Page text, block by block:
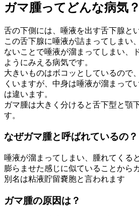
ガマ腫ってどんな病気？
舌の下側には、唾液を出す舌下腺と
この舌下腺に唾液が詰まってしまい
ないことで唾液が溜まってしまい、
ようにみえる病気です。
大きいものはボコッとしているので
くいますが、中身は唾液が溜まって
は違います。
ガマ腫は大きく分けると舌下型と顎
す。
なぜガマ腫と呼ばれているの？
唾液が溜まってしまい、腫れてくる
膨らませた感じに似ていることから
別名は粘液貯留嚢胞と言われます
ガマ腫の原因は？